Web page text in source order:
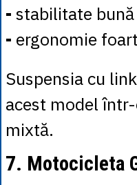
- stabilitate
- ergonomie
Suspensia cu
acest model
mixtă.
7. Motocicleta